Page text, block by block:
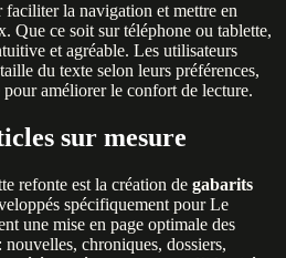
faciliter la navigation et mettre en
Que ce soit sur téléphone ou tablette,
et agréable. Les utilisateurs
du texte selon leurs préférences,
améliorer le confort de lecture.
sur mesure
refonte est la création de gabarits
spécifiquement pour Le
une mise en page optimale des
chroniques, dossiers,